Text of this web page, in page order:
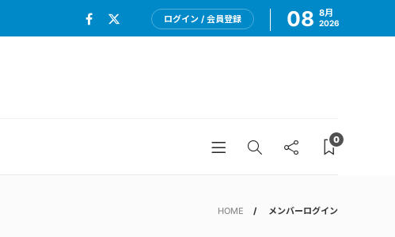
ログイン / 会員登録 08 8月
2026
0
HOME メンバーログイン